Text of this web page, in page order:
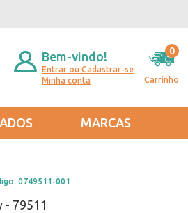
Bem-vindo!
Entrar ou Cadastrar-se
Minha conta
Carrinho
0
MARCAS
0749511-001
79511